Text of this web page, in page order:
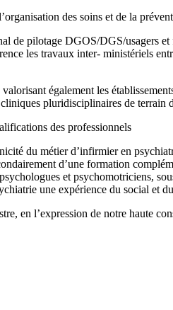
des soins et de la
de pilotage DGOS/DGS/usagers
les travaux inter- ministériels
également les
pluridisciplinaires de terrain
des professionnels
du métier d’infirmier en
d’une formation
et psychomotriciens,
une expérience du social et
en l’expression de notre haute